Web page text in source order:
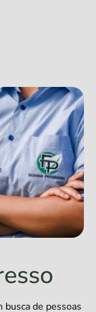
de pessoas